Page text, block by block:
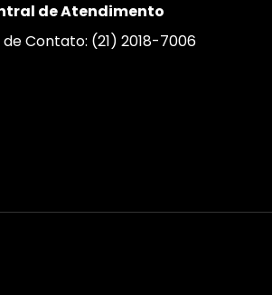
de Atendimento
Contato: (21) 2018-7006